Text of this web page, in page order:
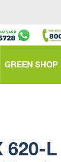
GREEN SHOP
620-